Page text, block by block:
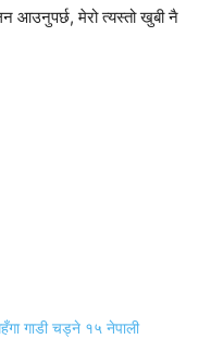
आउनुपर्छ, मेरो त्यस्तो खुबी नै
गाडी चड्ने १५ नेपाली